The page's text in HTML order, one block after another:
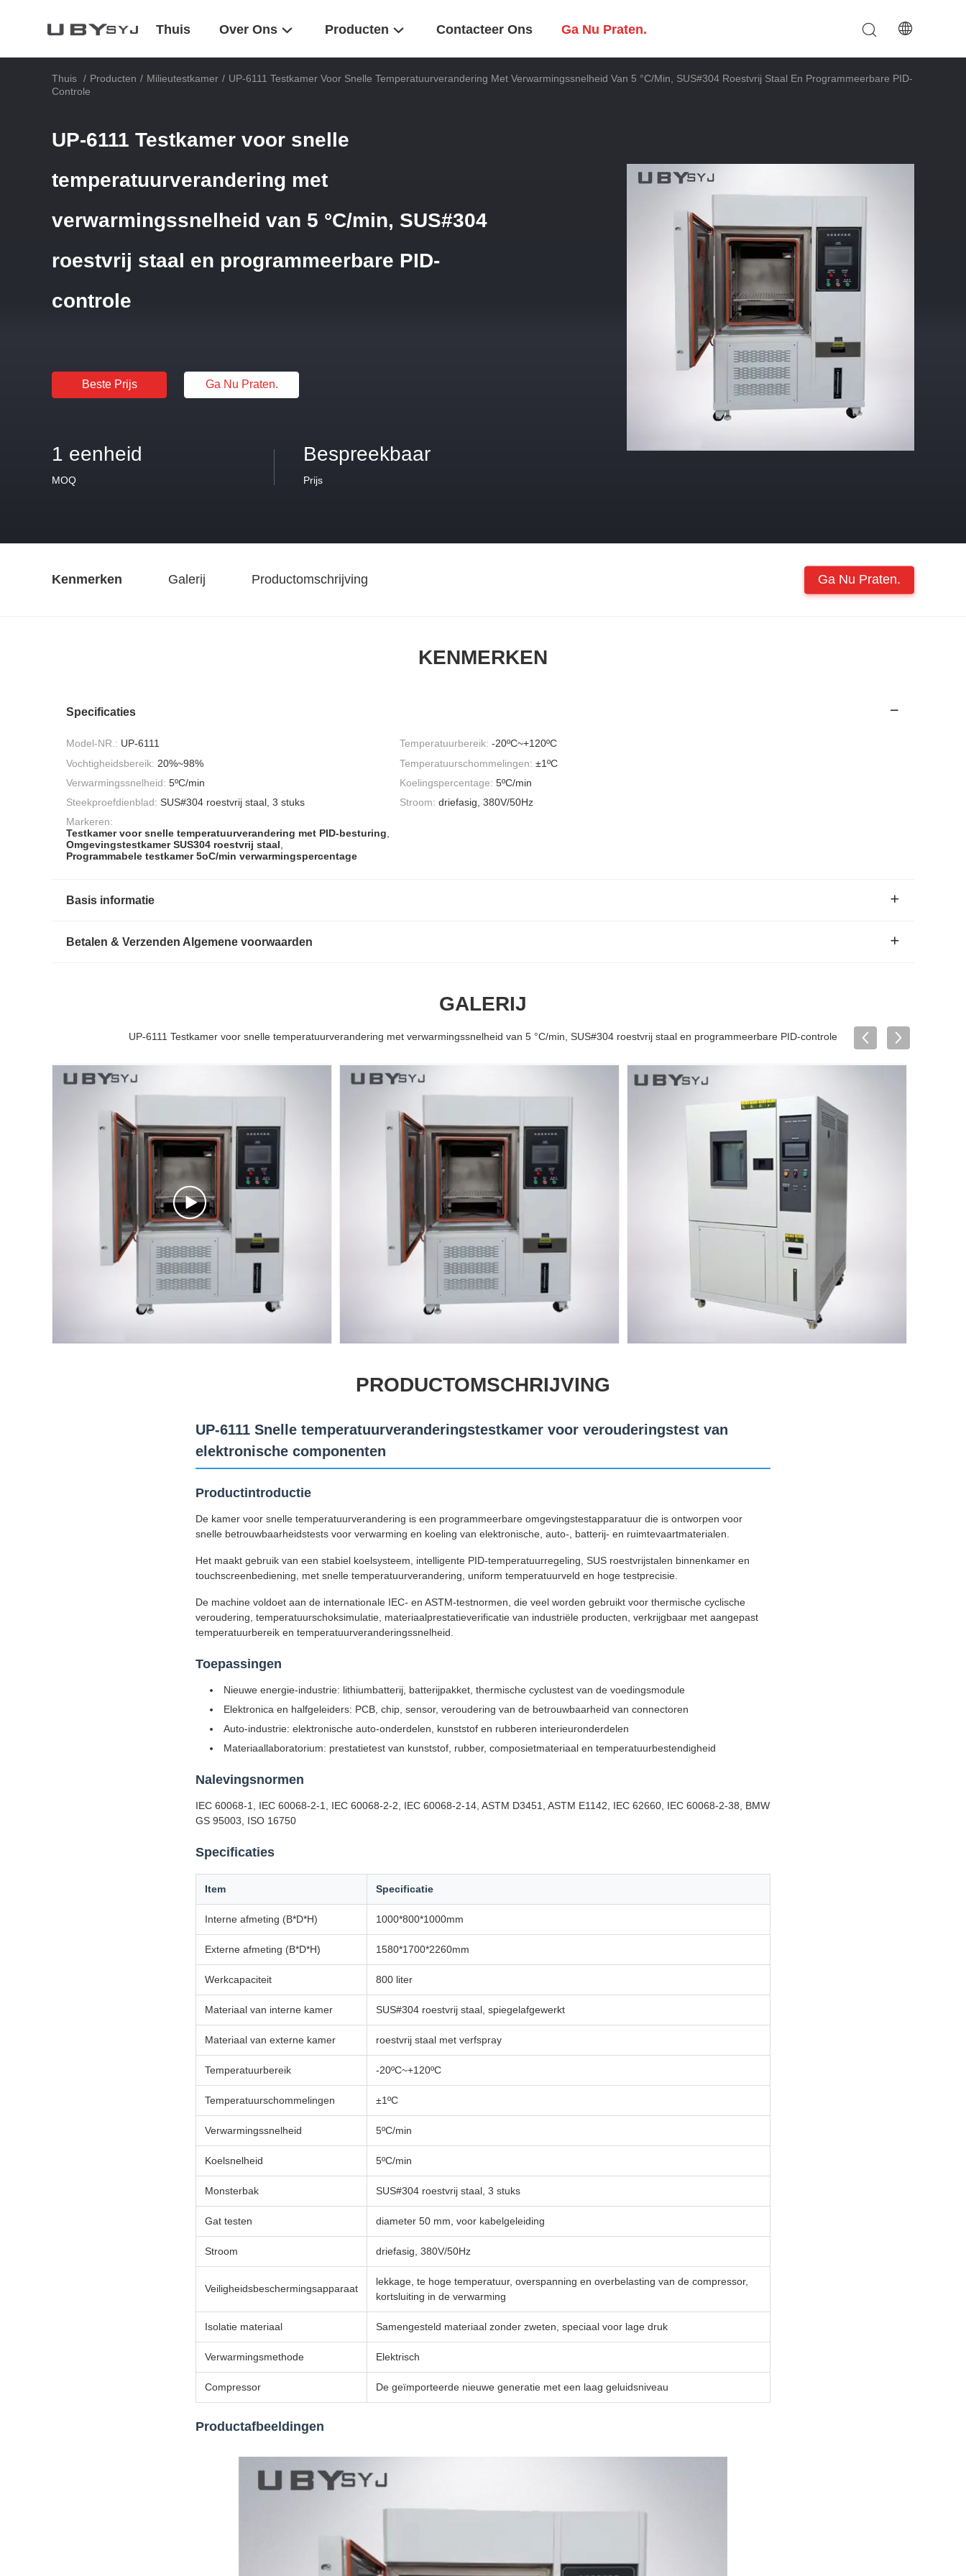
Thuis Over Ons Producten Contacteer Ons Ga Nu Praten.
Thuis / Producten / Milieutestkamer / UP-6111 Testkamer Voor Snelle Temperatuurverandering Met Verwarmingssnelheid Van 5 °C/min, SUS#304 Roestvrij Staal En Programmeerbare PID-
Controle
UP-6111 Testkamer voor snelle
temperatuurverandering met
verwarmingssnelheid van 5 °C/min, SUS#304
roestvrij staal en programmeerbare PID-
controle
Beste Prijs Ga Nu Praten.
1 eenheid
MOQ
Bespreekbaar
Prijs
Kenmerken Galerij Productomschrijving Ga Nu Praten.
KENMERKEN
Specificaties
Model-NR.: UP-6111 Temperatuurbereik: -20ºC~+120ºC
Vochtigheidsbereik: 20%~98% Temperatuurschommelingen: ±1ºC
Verwarmingssnelheid: 5ºC/min Koelingspercentage: 5ºC/min
Steekproefdienblad: SUS#304 roestvrij staal, 3 stuks Stroom: driefasig, 380V/50Hz
Markeren:
Testkamer voor snelle temperatuurverandering met PID-besturing,
Omgevingstestkamer SUS304 roestvrij staal,
Programmabele testkamer 5oC/min verwarmingspercentage
Basis informatie
Betalen & Verzenden Algemene voorwaarden
GALERIJ
UP-6111 Testkamer voor snelle temperatuurverandering met verwarmingssnelheid van 5 °C/min, SUS#304 roestvrij staal en programmeerbare PID-controle
PRODUCTOMSCHRIJVING
UP-6111 Snelle temperatuurveranderingstestkamer voor verouderingstest van
elektronische componenten
Productintroductie
De kamer voor snelle temperatuurverandering is een programmeerbare omgevingstestapparatuur die is ontworpen voor
snelle betrouwbaarheidstests voor verwarming en koeling van elektronische, auto-, batterij- en ruimtevaartmaterialen.
Het maakt gebruik van een stabiel koelsysteem, intelligente PID-temperatuurregeling, SUS roestvrijstalen binnenkamer en
touchscreenbediening, met snelle temperatuurverandering, uniform temperatuurveld en hoge testprecisie.
De machine voldoet aan de internationale IEC- en ASTM-testnormen, die veel worden gebruikt voor thermische cyclische
veroudering, temperatuurschoksimulatie, materiaalprestatieverificatie van industriële producten, verkrijgbaar met aangepast
temperatuurbereik en temperatuurveranderingssnelheid.
Toepassingen
Nieuwe energie-industrie: lithiumbatterij, batterijpakket, thermische cyclustest van de voedingsmodule
Elektronica en halfgeleiders: PCB, chip, sensor, veroudering van de betrouwbaarheid van connectoren
Auto-industrie: elektronische auto-onderdelen, kunststof en rubberen interieuronderdelen
Materiaallaboratorium: prestatietest van kunststof, rubber, composietmateriaal en temperatuurbestendigheid
Nalevingsnormen
IEC 60068-1, IEC 60068-2-1, IEC 60068-2-2, IEC 60068-2-14, ASTM D3451, ASTM E1142, IEC 62660, IEC 60068-2-38, BMW
GS 95003, ISO 16750
Specificaties
Item Specificatie
Interne afmeting (B*D*H) 1000*800*1000mm
Externe afmeting (B*D*H) 1580*1700*2260mm
Werkcapaciteit 800 liter
Materiaal van interne kamer SUS#304 roestvrij staal, spiegelafgewerkt
Materiaal van externe kamer roestvrij staal met verfspray
Temperatuurbereik -20ºC~+120ºC
Temperatuurschommelingen ±1ºC
Verwarmingssnelheid 5ºC/min
Koelsnelheid 5ºC/min
Monsterbak SUS#304 roestvrij staal, 3 stuks
Gat testen diameter 50 mm, voor kabelgeleiding
Stroom driefasig, 380V/50Hz
Veiligheidsbeschermingsapparaat
lekkage, te hoge temperatuur, overspanning en overbelasting van de compressor,
kortsluiting in de verwarming
Isolatie materiaal Samengesteld materiaal zonder zweten, speciaal voor lage druk
Verwarmingsmethode Elektrisch
Compressor De geïmporteerde nieuwe generatie met een laag geluidsniveau
Productafbeeldingen